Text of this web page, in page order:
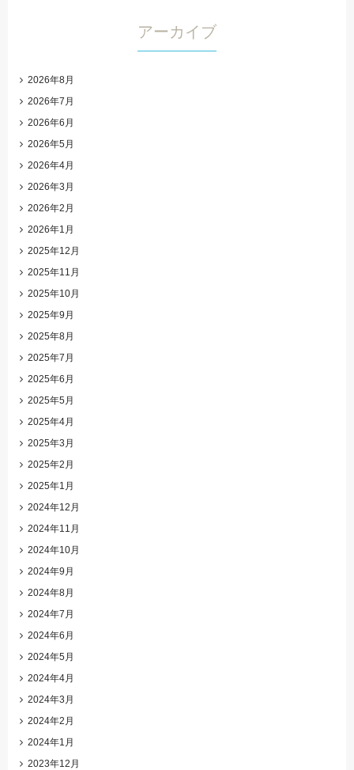
アーカイブ
2026年8月
2026年7月
2026年6月
2026年5月
2026年4月
2026年3月
2026年2月
2026年1月
2025年12月
2025年11月
2025年10月
2025年9月
2025年8月
2025年7月
2025年6月
2025年5月
2025年4月
2025年3月
2025年2月
2025年1月
2024年12月
2024年11月
2024年10月
2024年9月
2024年8月
2024年7月
2024年6月
2024年5月
2024年4月
2024年3月
2024年2月
2024年1月
2023年12月